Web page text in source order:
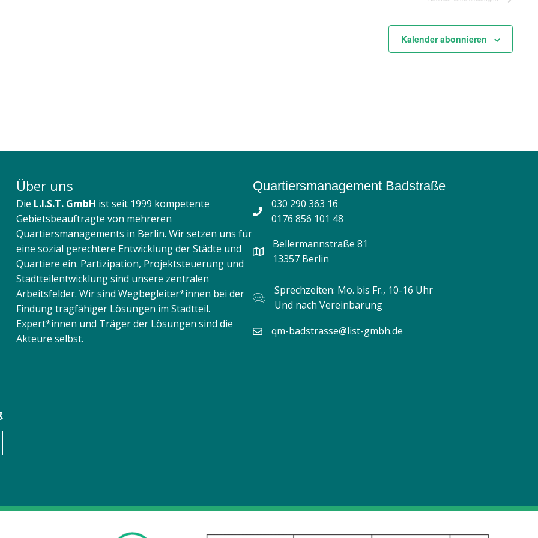
Kalender abonnieren
Über uns
Die L.I.S.T. GmbH ist seit 1999 kompetente
Gebietsbeauftragte von mehreren
Quartiersmanagements in Berlin. Wir setzen uns für
eine sozial gerechtere Entwicklung der Städte und
Quartiere ein. Partizipation, Projektsteuerung und
Stadtteilentwicklung sind unsere zentralen
Arbeitsfelder. Wir sind Wegbegleiter*innen bei der
Findung tragfähiger Lösungen im Stadtteil.
Expert*innen und Träger der Lösungen sind die
Akteure selbst.
Quartiersmanagement Badstraße
030 290 363 16
0176 856 101 48
Bellermannstraße 81
13357 Berlin
Sprechzeiten: Mo. bis Fr., 10-16 Uhr
Und nach Vereinbarung
qm-badstrasse@list-gmbh.de